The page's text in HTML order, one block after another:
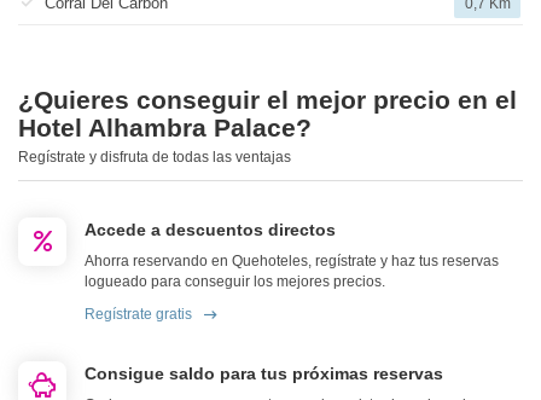
0,7 Km
¿Quieres conseguir el mejor precio en el
Hotel Alhambra Palace?
Regístrate y disfruta de todas las ventajas
Accede a descuentos directos
Ahorra reservando en Quehoteles, regístrate y haz tus reservas
logueado para conseguir los mejores precios.
Regístrate gratis
Consigue saldo para tus próximas reservas